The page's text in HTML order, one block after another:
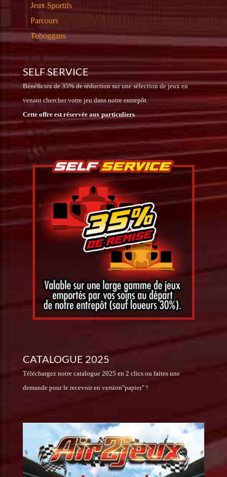
Jeux Sportifs
Parcours
Toboggans
SELF SERVICE
Bénéficiez de 35% de réduction sur une sélection de jeux en
venant chercher votre jeu dans notre entrepôt.
Cette offre est réservée aux particuliers
CATALOGUE 2025
Téléchargez notre catalogue 2025 en 2 clics ou faites une
demande pour le recevoir en version"papier" !